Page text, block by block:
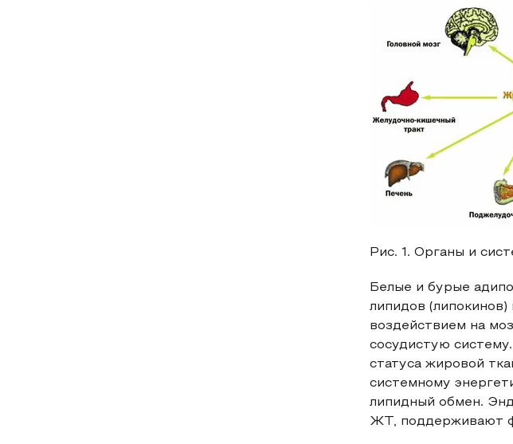
Рис. 1. Органы и
Белые и бурые
липидов
воздействием на
сосудистую
статуса жировой
системному
липидный обмен.
ЖТ, поддерживают